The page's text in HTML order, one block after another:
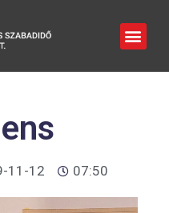
11-12 07:50